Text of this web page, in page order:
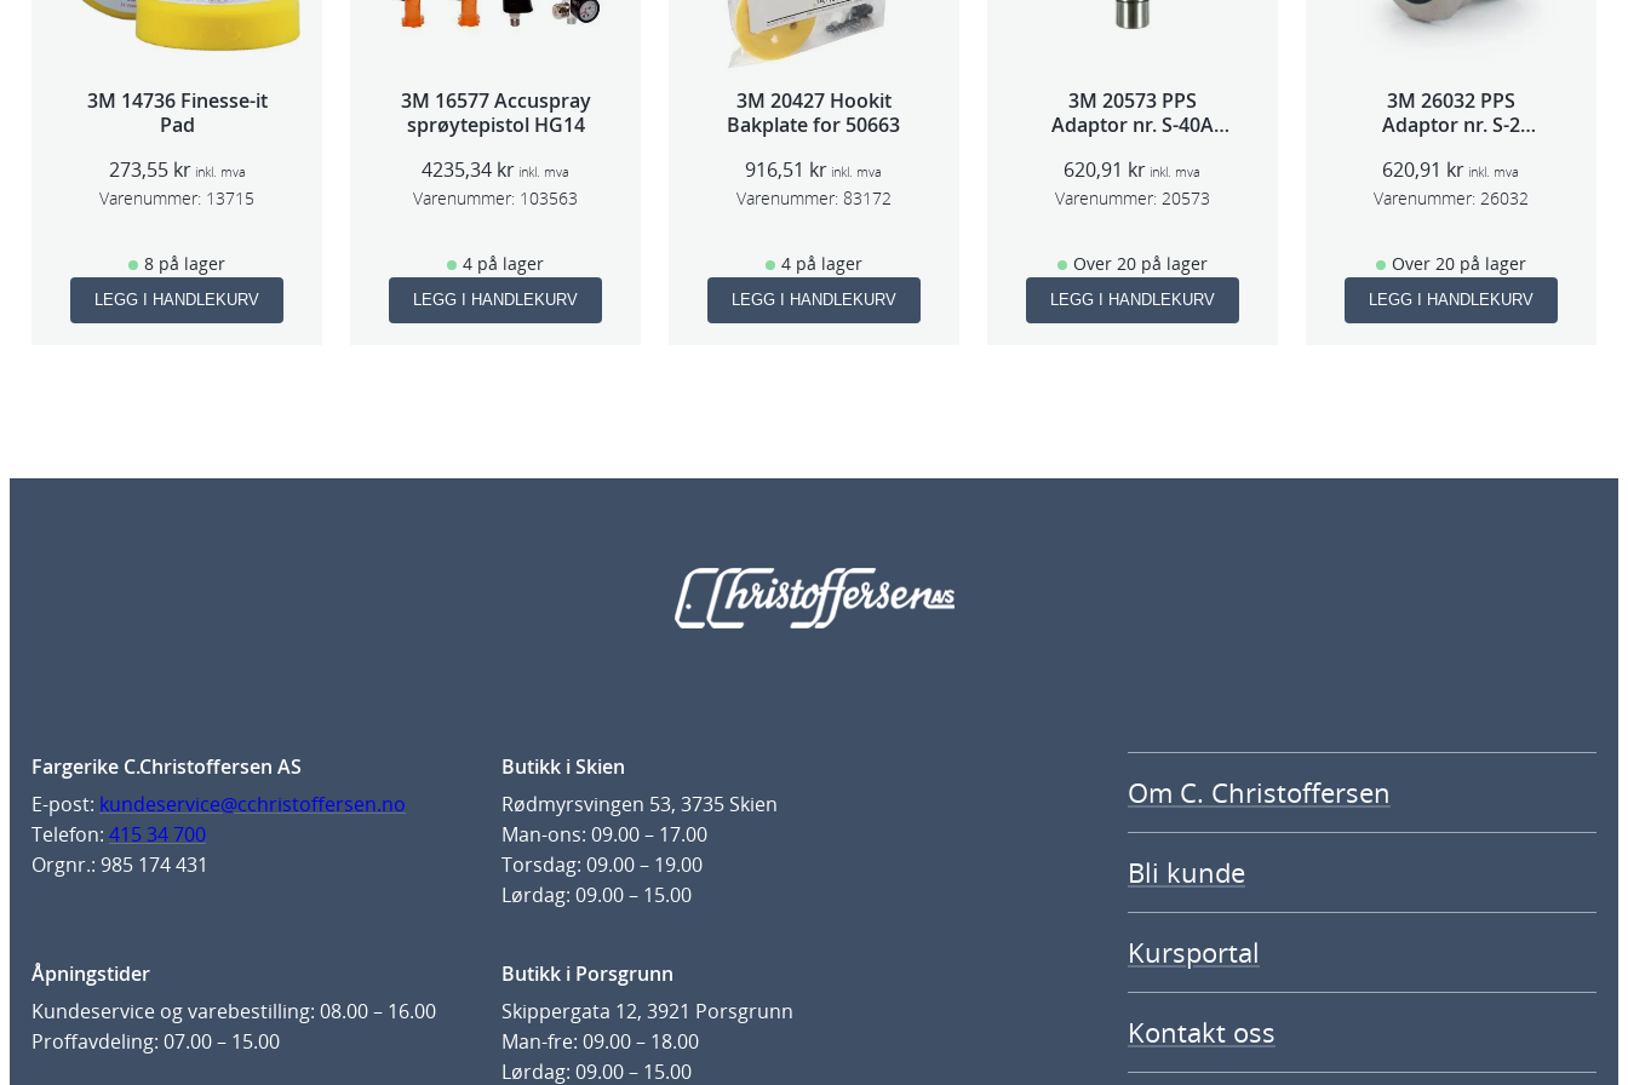
e
i
u
m
a
t
a
3M 14736 Finesse-it
Pad
273,55 kr inkl. mva
Varenummer: 13715
8 på lager
LEGG I HANDLEKURV
3M 16577 Accuspray
sprøytepistol HG14
4235,34 kr inkl. mva
Varenummer: 103563
4 på lager
LEGG I HANDLEKURV
3M 20427 Hookit
Bakplate for 50663
916,51 kr inkl. mva
Varenummer: 83172
4 på lager
LEGG I HANDLEKURV
3M 20573 PPS
Adaptor nr. S-40A
620,91 kr inkl. mva
Varenummer: 20573
Over 20 på lager
LEGG I HANDLEKURV
3M 26032 PPS
Adaptor nr. S-2
SPG500)
620,91 kr inkl. mva
Varenummer: 26032
Over 20 på lager
LEGG I HANDLEKURV
Fargerike C.Christoffersen AS
E-post: kundeservice@cchristoffersen.no
Telefon: 415 34 700
Orgnr.: 985 174 431
Butikk i Skien
Rødmyrsvingen 53, 3735 Skien
Man-ons: 09.00 – 17.00
Torsdag: 09.00 – 19.00
Lørdag: 09.00 – 15.00
Åpningstider
Kundeservice og varebestilling: 08.00 – 16.00
Proffavdeling: 07.00 – 15.00
Butikk i Porsgrunn
Skippergata 12, 3921 Porsgrunn
Man-fre: 09.00 – 18.00
Lørdag: 09.00 – 15.00
Om C. Christoffersen
Bli kunde
Kursportal
Kontakt oss